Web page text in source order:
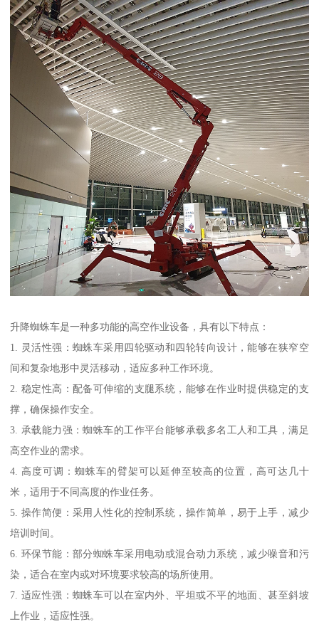
升降蜘蛛车是一种多功能的高空作业设备，具有以下特点：
1. 灵活性强：蜘蛛车采用四轮驱动和四轮转向设计，能够在狭窄空
间和复杂地形中灵活移动，适应多种工作环境。
2. 稳定性高：配备可伸缩的支腿系统，能够在作业时提供稳定的支
撑，确保操作安全。
3. 承载能力强：蜘蛛车的工作平台能够承载多名工人和工具，满足
高空作业的需求。
4. 高度可调：蜘蛛车的臂架可以延伸至较高的位置，高可达几十
米，适用于不同高度的作业任务。
5. 操作简便：采用人性化的控制系统，操作简单，易于上手，减少
培训时间。
6. 环保节能：部分蜘蛛车采用电动或混合动力系统，减少噪音和污
染，适合在室内或对环境要求较高的场所使用。
7. 适应性强：蜘蛛车可以在室内外、平坦或不平的地面、甚至斜坡
上作业，适应性强。